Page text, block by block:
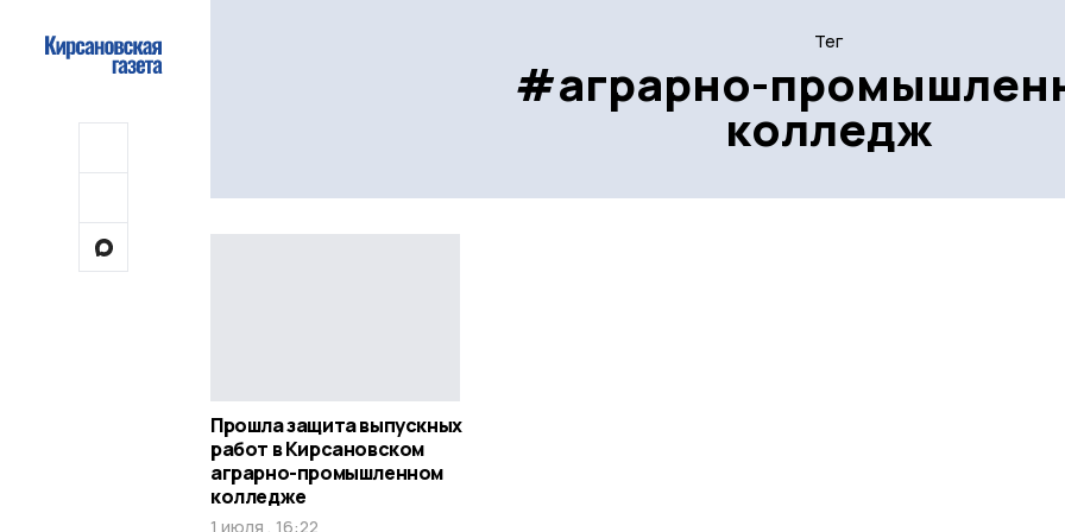
Тег
#аграрно-
колледж
Прошла защита выпускных
работ в Кирсановском
аграрно-промышленном
колледже
1 июля , 16:22